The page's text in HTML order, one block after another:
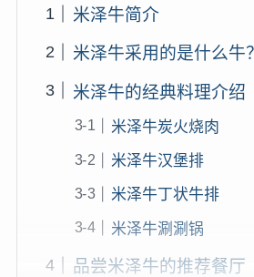
米泽牛简介
米泽牛采用的是什么牛？
米泽牛的经典料理介绍
米泽牛炭火烧肉
米泽牛汉堡排
米泽牛丁状牛排
米泽牛涮涮锅
品尝米泽牛的推荐餐厅